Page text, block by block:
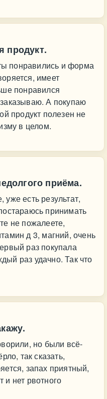
продукт.
понравились и форма
имеет
понравился
А покупаю
продукт полезен не
в целом.
приёма.
есть результат,
принимать
не пожалеете,
д 3, магний, очень
раз покупала
раз удачно. Так что
но были всё-
так сказать,
запах приятный,
нет рвотного